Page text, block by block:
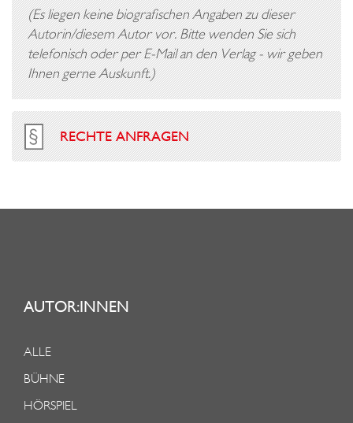
(Es liegen keine biografischen Angaben zu dieser
Autorin/diesem Autor vor. Bitte wenden Sie sich
telefonisch oder per E-Mail an den Verlag - wir geben
Ihnen gerne Auskunft.)
RECHTE ANFRAGEN
AUTOR:INNEN
ALLE
BÜHNE
HÖRSPIEL